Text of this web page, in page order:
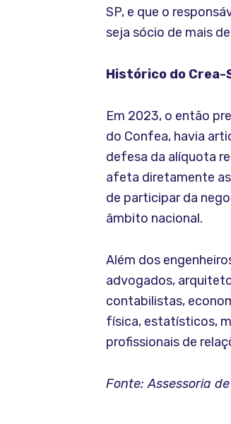
SP, e que o
seja sócio de mais
Histórico do
Em 2023, o então
do Confea, havia
defesa da alíquota
afeta diretamente
de participar da
âmbito nacional.
Além dos
advogados,
contabilistas,
física, estatísticos,
profissionais de
Fonte: Assessoria